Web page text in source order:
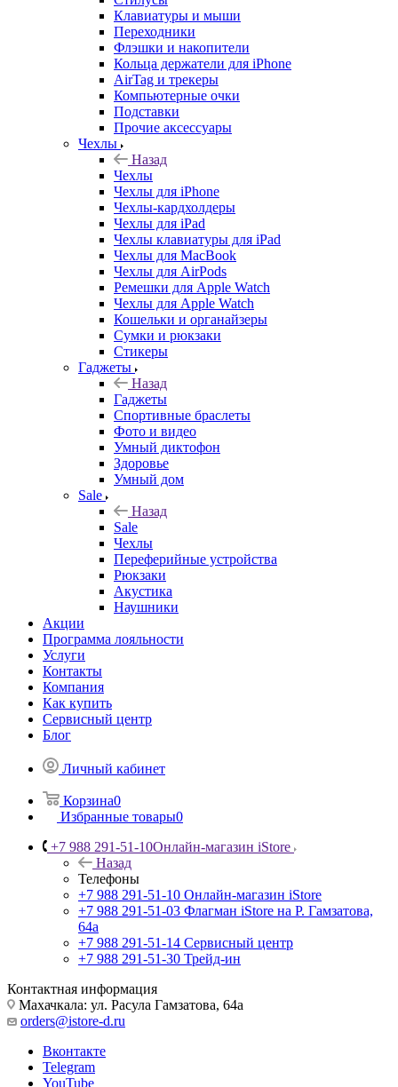
Клавиатуры и мыши
Переходники
Флэшки и накопители
Кольца держатели для iPhone
AirTag и трекеры
Компьютерные очки
Подставки
Прочие аксессуары
Чехлы
Назад
Чехлы
Чехлы для iPhone
Чехлы-кардхолдеры
Чехлы для iPad
Чехлы клавиатуры для iPad
Чехлы для MacBook
Чехлы для AirPods
Ремешки для Apple Watch
Чехлы для Apple Watch
Кошельки и органайзеры
Сумки и рюкзаки
Стикеры
Гаджеты
Назад
Гаджеты
Спортивные браслеты
Фото и видео
Умный диктофон
Здоровье
Умный дом
Sale
Назад
Sale
Чехлы
Переферийные устройства
Рюкзаки
Акустика
Наушники
Акции
Программа лояльности
Услуги
Контакты
Компания
Как купить
Сервисный центр
Блог
Личный кабинет
Корзина0
Избранные товары0
+7 988 291-51-10Онлайн-магазин iStore
Назад
Телефоны
+7 988 291-51-10 Онлайн-магазин iStore
+7 988 291-51-03 Флагман iStore на Р. Гамзатова,
64а
+7 988 291-51-14 Сервисный центр
+7 988 291-51-30 Трейд-ин
Контактная информация
Махачкала: ул. Расула Гамзатова, 64а
orders@istore-d.ru
Вконтакте
Telegram
YouTube